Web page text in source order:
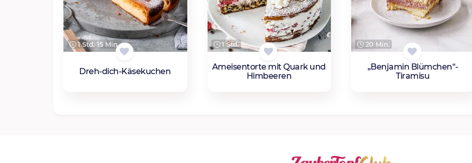
1 Std. 15 Min.
Dreh-dich-Käsekuchen
1 Std.
Ameisentorte mit Quark und
Himbeeren
20 Min.
„Benjamin Blümchen“-
Tiramisu